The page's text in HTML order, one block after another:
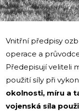
Vnitřní předpisy
operace a
Předepisují veliteli
použití síly při
okolnosti, míru a
vojenská síla